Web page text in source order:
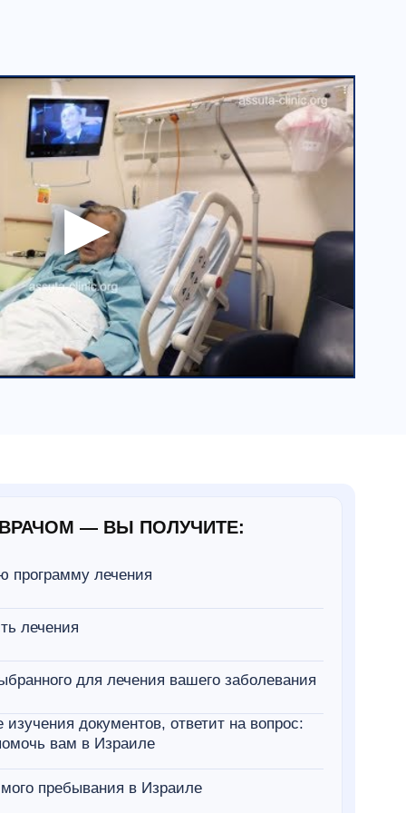
— ВЫ ПОЛУЧИТЕ:
программу лечения
лечения
для лечения вашего заболевания
документов, ответит на вопрос:
вам в Израиле
пребывания в Израиле